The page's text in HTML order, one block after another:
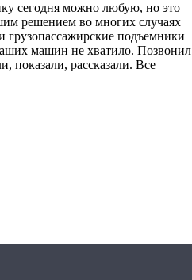
сегодня можно любую, но это
решением во многих случаях
грузопассажирские подъемники
машин не хватило. Позвонил
показали, рассказали. Все